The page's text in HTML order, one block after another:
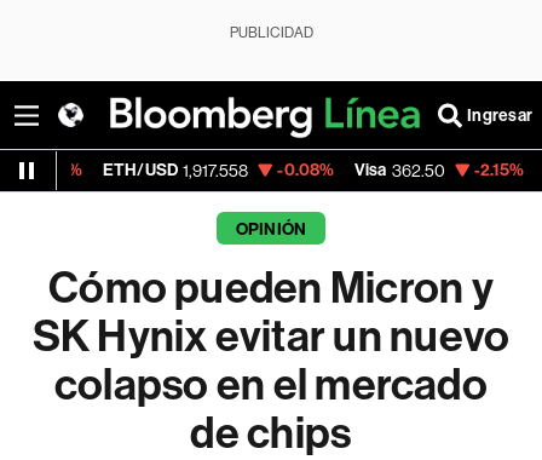
PUBLICIDAD
Ingresar
1,917.558 -0.08% Visa 362.50 -2.15%
OPINIÓN
Cómo pueden Micron y
SK Hynix evitar un nuevo
colapso en el mercado
de chips